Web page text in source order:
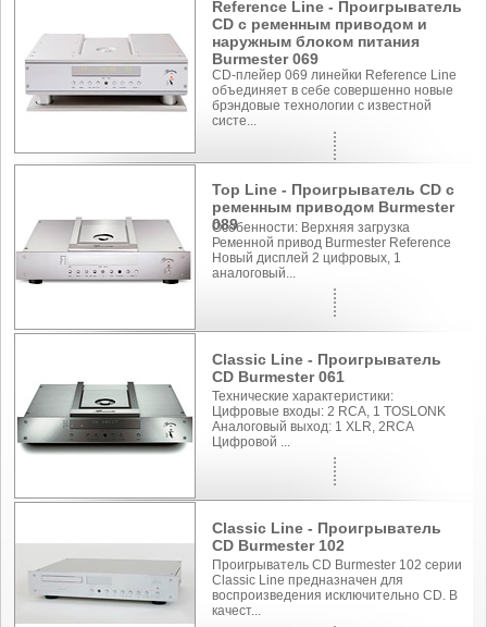
Reference Line - Проигрыватель
CD с ременным приводом и
наружным блоком питания
Burmester 069
CD-плейер 069 линейки Reference Line
объединяет в себе совершенно новые
брэндовые технологии с известной
систе...
Top Line - Проигрыватель CD с
ременным приводом Burmester
089
Особенности: Верхняя загрузка
Ременной привод Burmester Reference
Новый дисплей 2 цифровых, 1
аналоговый...
Classic Line - Проигрыватель
CD Burmester 061
Технические характеристики:
Цифровые входы: 2 RCA, 1 TOSLONK
Аналоговый выход: 1 XLR, 2RCA
Цифровой ...
Classic Line - Проигрыватель
CD Burmester 102
Проигрыватель СD Burmester 102 серии
Classic Line предназначен для
воспроизведения исключительно CD. В
качест...